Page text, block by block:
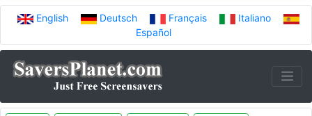
English Deutsch Français
Italiano
Español